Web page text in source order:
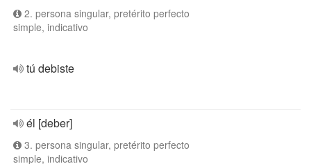
2. persona singular, pretérito perfecto
simple, indicativo
tú debiste
él [deber]
3. persona singular, pretérito perfecto
simple, indicativo